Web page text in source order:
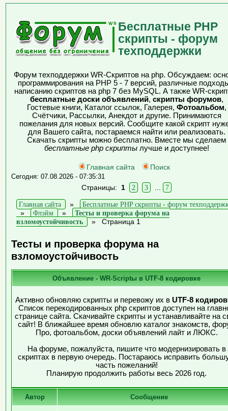
Бесплатные PHP
скрипты - форум
техподдержки
Форум техподдержки WR-Скриптов на php. Обсуждаем:
программирования на PHP 5 - 7 версий, различные
написанию скриптов на php 7 без MySQL. А также WR-
бесплатные доски объявлений, скрипты форумов,
Гостевые книги, Каталог ссылок, Галерея, Фотоальбом,
Счётчики, Рассылки, Анекдот и другие. Принимаются
пожелания для новых версий. Сообщите какой скрипт
для Вашего сайта, постараемся найти или реализовать.
Скачать скрипты можно бесплатно. Вместе мы сделаем
бесплатные php скриптылучше и доступнее!
Главная сайта Поиск
Сегодня: 07.08.2026 - 07:35:31
Страницы: 1 2 3 7
Главная сайта »
Бесплатные PHP скрипты - форум
»
Флэйм »
Тесты и проверка форума на
взломоустойчивость
» Страница 1
Тесты и проверка форума на
взломоустойчивость
Объявление - WR-Scriptы в UTF-8 кодировке
Активно обновляю скрипты и перевожу их в UTF-8
Список перекодированных php скриптов доступен на
странице сайта. Скачивайте скрипты и устанавливайте на
сайт! В ближайшее время обновлю каталог знакомств,
Про, фотоальбом, доски объявлений лайт и ЛЮКС.
На форуме, пожалуйста, пишите что модернизировать в
скриптах в первую очередь. Постараюсь исправить
часть пожеланий!
Планирую продолжить работы весь 2026 год.
Автор Сообщение